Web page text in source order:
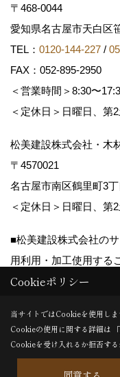
〒468-0044
愛知県名古屋市天白区
TEL： 0120-144-227 /
FAX：052-895-2950
＜営業時間＞8:30〜
＜定休日＞日曜日、第
松美建設株式会社・木
〒4570021
名古屋市南区鶴里町3
＜定休日＞日曜日、第
■松美建設株式会社の
用利用・加工使用する
Copyright (c)
Produced byゴデスクリエ
Cookieポリシー
当サイトではCookieを使用しま
Cookieの使用に関する詳細は 「
Cookieを受け入れるか拒否する